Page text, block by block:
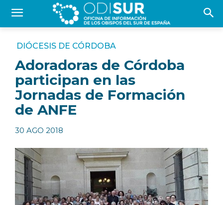
DIÓCESIS DE CÓRDOBA
Adoradoras de Córdoba
participan en las
Jornadas de Formación
de ANFE
30 AGO 2018